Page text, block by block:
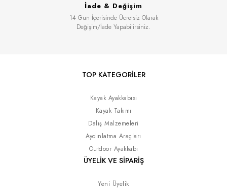
İade & Değişim
14 Gün İçerisinde Ücretsiz Olarak
Değişim/İade Yapabilirsiniz.
TOP KATEGORİLER
Kayak Ayakkabısı
Kayak Takımı
Dalış Malzemeleri
Aydınlatma Araçları
Outdoor Ayakkabı
ÜYELİK VE SİPARİŞ
Yeni Üyelik